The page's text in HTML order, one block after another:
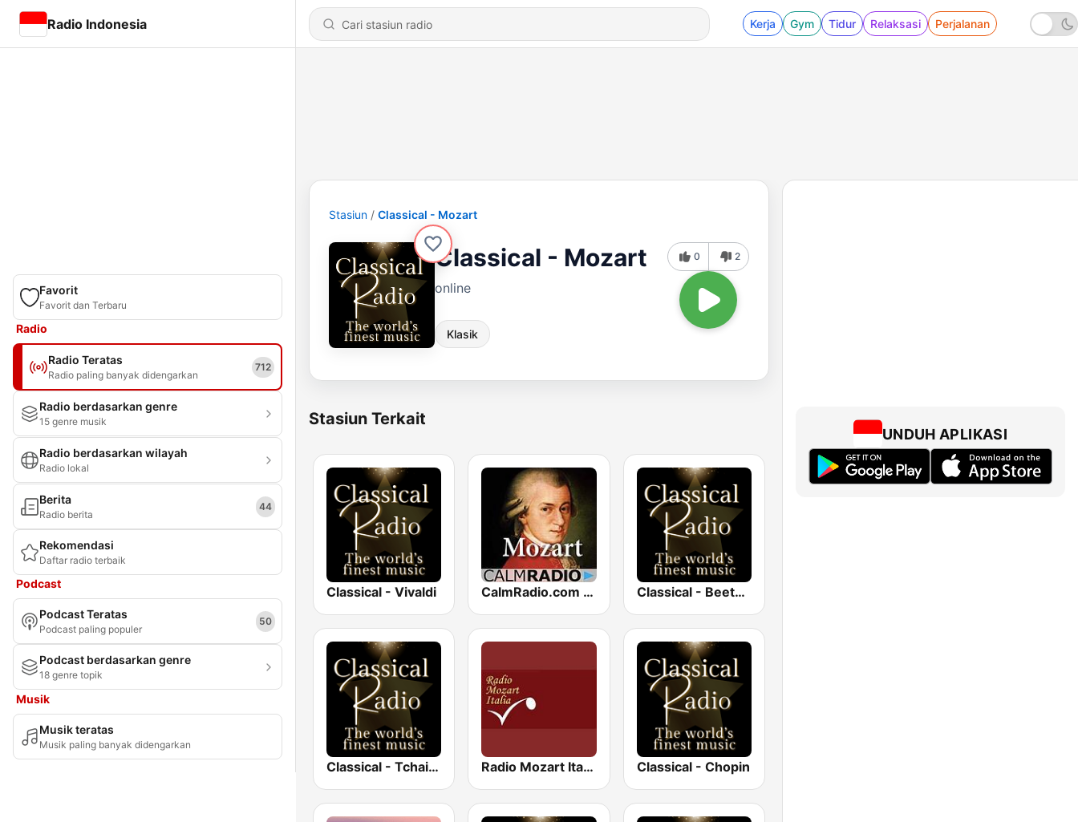
Radio Indonesia Kerja Gym Tidur Relaksasi Perjalanan
Favorit
Favorit dan Terbaru
Radio
Radio Teratas
Radio paling banyak didengarkan
712
Radio berdasarkan genre
15 genre musik
Radio berdasarkan wilayah
Radio lokal
Berita
Radio berita
44
Rekomendasi
Daftar radio terbaik
Podcast
Podcast Teratas
Podcast paling populer
50
Podcast berdasarkan genre
18 genre topik
Musik
Musik teratas
Musik paling banyak didengarkan
Stasiun Classical - Mozart
Classical - Mozart
online
Klasik
0 2
Stasiun Terkait
Classical - Vivaldi CalmRadio.com - Mozart Classical - Beethoven
Classical - Tchaikovsky Radio Mozart Italia Classical - Chopin
UNDUH APLIKASI